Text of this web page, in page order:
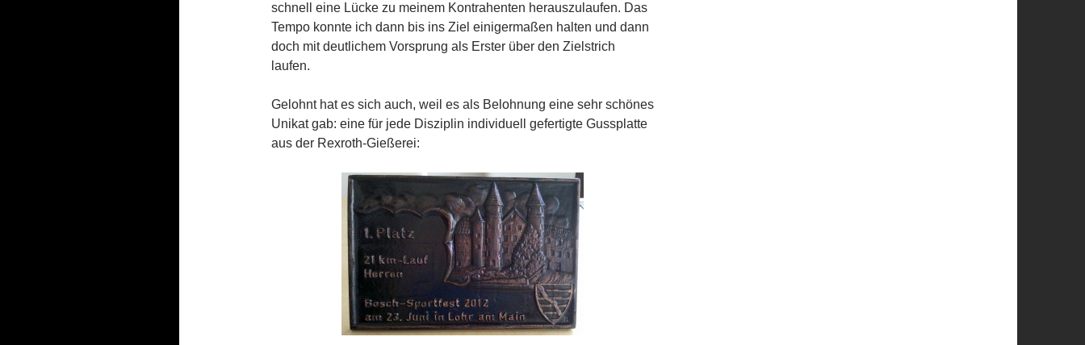
schnell eine Lücke zu meinem Kontrahenten herauszulaufen. Das
Tempo konnte ich dann bis ins Ziel einigermaßen halten und dann
doch mit deutlichem Vorsprung als Erster über den Zielstrich
laufen.
Gelohnt hat es sich auch, weil es als Belohnung eine sehr schönes
Unikat gab: eine für jede Disziplin individuell gefertigte Gussplatte
aus der Rexroth-Gießerei: